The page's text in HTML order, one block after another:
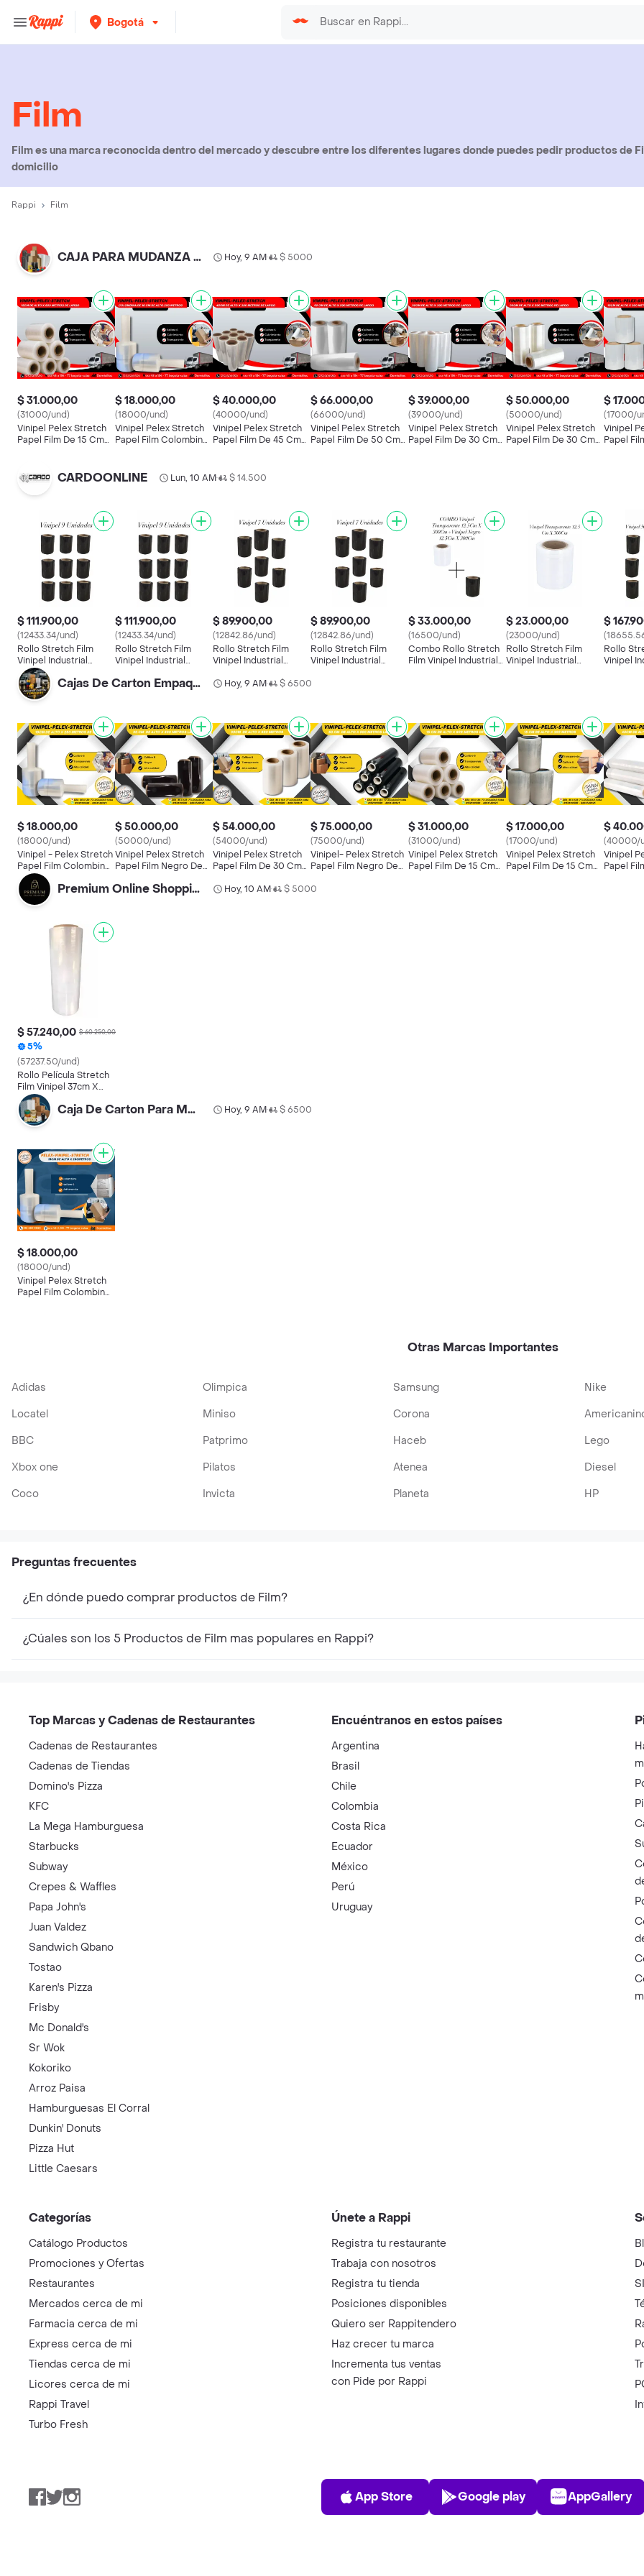
Bogotá
Film
Film es una marca reconocida dentro del mercado y descubre entre los diferentes lugares donde puedes pedir productos de
domicilio
Rappi Film
CAJA PARA MUDANZA Y EMPAQUE-plastico Burbuja-vinipel Y Cinta Hoy, 9 AM• $ 5000
$ 31.000,00
(31000/und)
Vinipel Pelex Stretch
Papel Film De 15 Cm
Empaque Y Embalaje
$ 18.000,00
(18000/und)
Vinipel Pelex Stretch
Papel Film Colombina
Largo Para Empaque Y
$ 40.000,00
(40000/und)
Vinipel Pelex Stretch
Papel Film De 45 Cm
Empaque Y Embalaje
$ 66.000,00
(66000/und)
Vinipel Pelex Stretch
Papel Film De 50 Cm
$ 39.000,00
(39000/und)
Vinipel Pelex Stretch
Papel Film De 30 Cm
$ 50.000,00
(50000/und)
Vinipel Pelex Stretch
Papel Film De 30 Cm
$
(17000/
Vinipel
Papel
CARDOONLINE Lun, 10 AM• $ 14.500
$ 111.900,00
(12433.34/und)
Rollo Stretch Film
Vinipel Industrial
Negro 12.5cms
300mts X9 Unidades
$ 111.900,00
(12433.34/und)
Rollo Stretch Film
Vinipel Industrial
300mts X9 Unidades
$ 89.900,00
(12842.86/und)
Rollo Stretch Film
Vinipel Industrial
300mts X7 Unidades
$ 89.900,00
(12842.86/und)
Rollo Stretch Film
Vinipel Industrial
300mts X7 Unidades
$ 33.000,00
(16500/und)
Combo Rollo Stretch
Film Vinipel Industrial
$ 23.000,00
(23000/und)
Rollo Stretch Film
Vinipel Industrial
$
Rollo
Vinipel
Cajas De Carton Empaque-burbuja Vinipel Y Cinta Hoy, 9 AM• $ 6500
$ 18.000,00
(18000/und)
Vinipel - Pelex Stretch
Papel Film Colombina
O Paleta 10cm De Alto
X 250 Metros De
Largo Para Empaque Y
$ 50.000,00
(50000/und)
Vinipel Pelex Stretch
Papel Film Negro De
Metros De Largo Para
$ 54.000,00
(54000/und)
Vinipel Pelex Stretch
Papel Film De 30 Cm
De Largo Para
$ 75.000,00
(75000/und)
Vinipel- Pelex Stretch
Papel Film Negro De
Metros De Largo Para
$ 31.000,00
(31000/und)
Vinipel Pelex Stretch
Papel Film De 15 Cm
$ 17.000,00
(17000/und)
Vinipel Pelex Stretch
Papel Film De 15 Cm
$
(40000/
Vinipel
Papel
Premium Online Shopping Hoy, 10 AM• $ 5000
$ 57.240,00 $ 60.250,00
5%
(57237.50/und)
Rollo Película Stretch
Film Vinipel 37cm X
300 Metros Embalaje
Caja De Carton Para Mudanza-cinta-bolsas-papel Kraft -burbuja Y Vinipel Hoy, 9 AM• $ 6500
$ 18.000,00
(18000/und)
Vinipel Pelex Stretch
Papel Film Colombina
Otras Marcas Importantes
Adidas Olimpica Samsung Nike
Locatel
Miniso Corona
BBC
Patprimo Haceb Lego
Xbox one
Pilatos Atenea Diesel
Coco
Invicta Planeta HP
Preguntas frecuentes
¿En dónde puedo comprar productos de Film?
¿Cúales son los 5 Productos de Film mas populares en Rappi?
Top Marcas y Cadenas de Restaurantes
Cadenas de Restaurantes
Cadenas de Tiendas
Domino's Pizza
KFC
La Mega Hamburguesa
Starbucks
Subway
Crepes & Waffles
Papa John's
Juan Valdez
Sandwich Qbano
Tostao
Karen's Pizza
Frisby
Mc Donald's
Sr Wok
Kokoriko
Arroz Paisa
Hamburguesas El Corral
Dunkin' Donuts
Pizza Hut
Little Caesars
Encuéntranos en estos países
Argentina
Brasil
Chile
Colombia
Costa Rica
Ecuador
México
Perú
Uruguay
Categorías
Catálogo Productos
Promociones y Ofertas
Restaurantes
Mercados cerca de mi
Farmacia cerca de mi
Express cerca de mi
Tiendas cerca de mi
Licores cerca de mi
Rappi Travel
Turbo Fresh
Únete a Rappi
Registra tu restaurante
Trabaja con nosotros
Registra tu tienda
Posiciones disponibles
Quiero ser Rappitendero
Haz crecer tu marca
Incrementa tus ventas
con Pide por Rappi
Facebook
TwitterInstagram
App Store
App Store
Play Store
Google play AppGallery